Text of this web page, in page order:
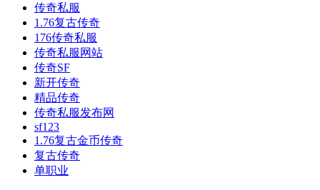
传奇私服
1.76复古传奇
176传奇私服
传奇私服网站
传奇SF
新开传奇
精品传奇
传奇私服发布网
sf123
1.76复古金币传奇
复古传奇
单职业